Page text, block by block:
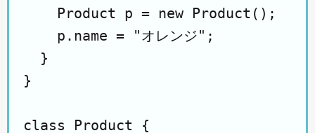
    Product p = new Product();
    p.name = "オレンジ";
  }
}
class Product {